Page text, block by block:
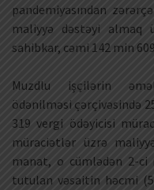
pandemiyasından
maliyyə dəstəyi
sahibkar, cəmi 142 min
Muzdlu işçilərin
ödənilməsi çərçivəsində
319 vergi ödəyicisi
müraciətlər üzrə
manat, o cümlədən 2-ci
tutulan vəsaitin həcmi